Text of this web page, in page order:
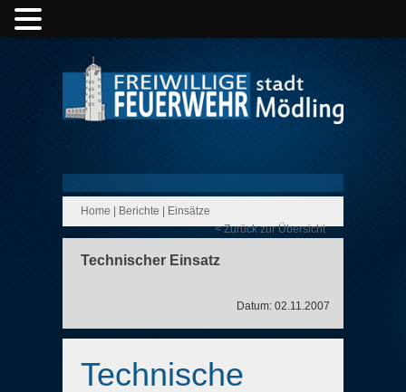
Home Berichte
Einsätze
< Zurück zur Übersicht
Technischer Einsatz
Datum: 02.11.2007
Technische